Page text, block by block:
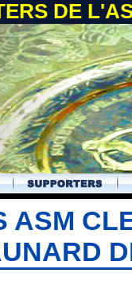
DE
ASM